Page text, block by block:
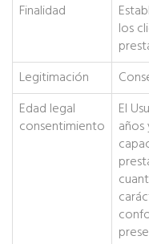
Finalidad
los
Legitimación
Edad legal
consentimiento
El